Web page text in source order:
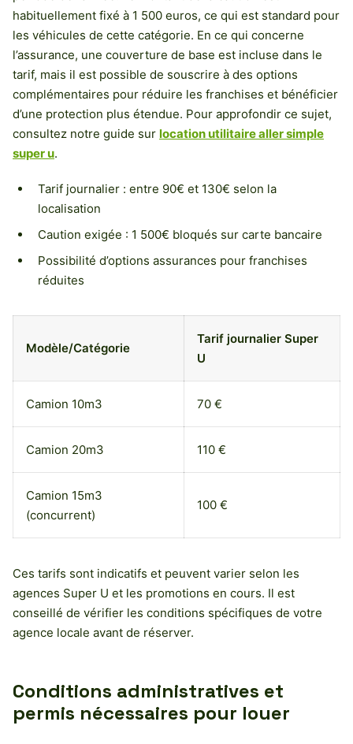
habituellement fixé à 1 500 euros, ce qui est standard pour
les véhicules de cette catégorie. En ce qui concerne
l’assurance, une couverture de base est incluse dans le
tarif, mais il est possible de souscrire à des options
complémentaires pour réduire les franchises et bénéficier
d’une protection plus étendue. Pour approfondir ce sujet,
consultez notre guide sur location utilitaire aller simple
super u.
Tarif journalier : entre 90€ et 130€ selon la
localisation
Caution exigée : 1 500€ bloqués sur carte bancaire
Possibilité d’options assurances pour franchises
réduites
Modèle/Catégorie
Tarif journalier Super
U
Camion 10m3 70 €
Camion 20m3 110 €
Camion 15m3
(concurrent)
100 €
Ces tarifs sont indicatifs et peuvent varier selon les
agences Super U et les promotions en cours. Il est
conseillé de vérifier les conditions spécifiques de votre
agence locale avant de réserver.
Conditions administratives et
permis nécessaires pour louer